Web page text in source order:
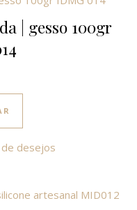
| gesso 100gr
desejos